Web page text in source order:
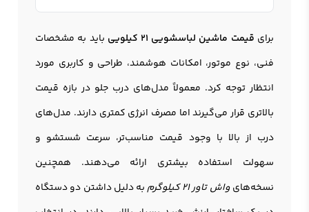
برای قیمت ماشین لباسشویی 21 کیلویی
باید به مشخصات
فنی، نوع موتور، امکانات هوشمند، طراحی و کاربری مورد
انتظار توجه کرد. معمولاً مدل‌های درب جلو در بازه قیمت
بالاتری قرار می‌گیرند اما مصرف انرژی کمتری دارند. مدل‌های
درب از بالا با وجود قیمت مناسب‌تر، سرعت شستشو و
سهولت استفاده بیشتری ارائه می‌دهند. همچنین
نسخه‌هایواش تاور 21 کیلوگرم
به دلیل داشتن دو دستگاه